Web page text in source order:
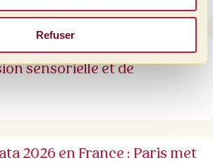
Refuser
2026 au Portugal : deux
sensorielle et de
2026 en France : Paris met